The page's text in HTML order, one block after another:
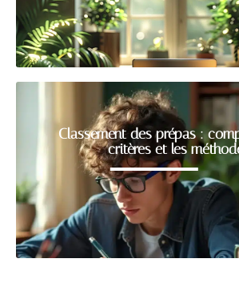
Classement des prépas :
critères et les